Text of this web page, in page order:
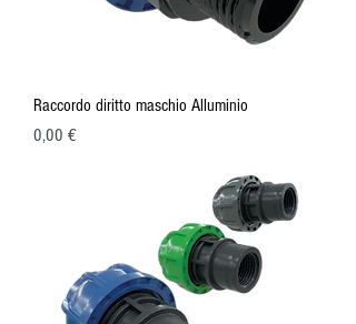
Raccordo diritto maschio Alluminio
Prezzo
0,00 €